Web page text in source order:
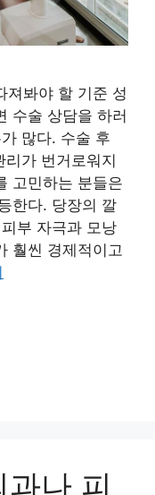
져봐야 할 기준 성
수술 상담을 하러
많다. 수술 후
가 번거로워지
고민하는 분들은
한다. 당장의 깔
부 자극과 모낭
훨씬 경제적이고
나 피